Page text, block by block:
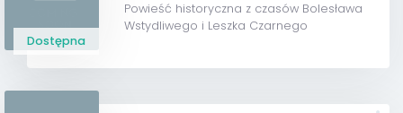
Dostępna
Powieść historyczna z czasów Bolesława
Wstydliwego i Leszka Czarnego